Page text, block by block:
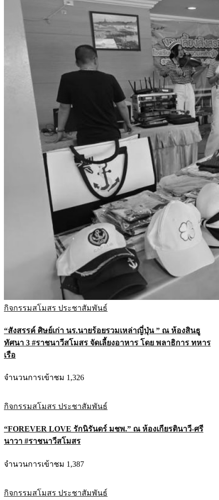
กิจกรรมสโมสร ประชาสัมพันธ์
“สังสรรค์ ศิษย์เก่า นร.นายร้อยรวมเหล่าญี่ปุ่น ” ณ ห้องสินธู
ทัศนา 3 #ราชนาวีสโมสร จัดเลี้ยงอาหาร โดย พลาธิการ ทหาร
เรือ
จำนวนการเข้าชม 1,326
กิจกรรมสโมสร ประชาสัมพันธ์
“FOREVER LOVE รักนิรันดร์ มชพ.” ณ ห้องเกียรตินาวี-ศรี
นาวา #ราชนาวีสโมสร
จำนวนการเข้าชม 1,387
กิจกรรมสโมสร ประชาสัมพันธ์